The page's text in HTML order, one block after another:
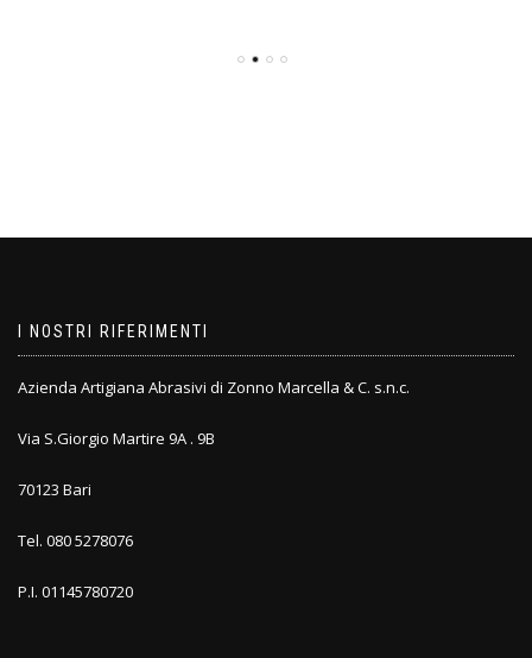
I NOSTRI RIFERIMENTI
Azienda Artigiana Abrasivi di Zonno Marcella & C. s.n.c.
Via S.Giorgio Martire 9A . 9B
70123 Bari
Tel. 080 5278076
P.I. 01145780720